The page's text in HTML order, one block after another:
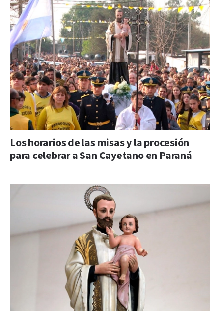
Los horarios de las misas y la procesión
para celebrar a San Cayetano en Paraná